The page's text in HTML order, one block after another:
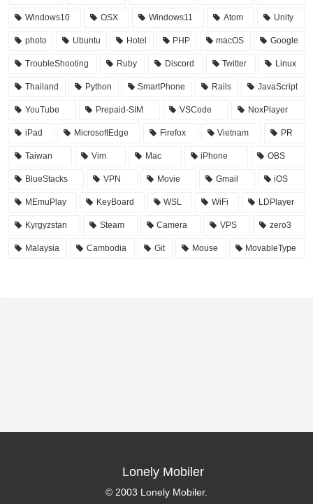
Windows10 OSX Windows11 Atom Unity
photo Ubuntu Hotel PHP macOS Google
TroubleShooting Ruby Discord Twitter Linux
Thailand Python SmartPhone Rails JavaScript
YouTube Prepaid-SIM VSCode NoxPlayer
iPad MicrosoftEdge Firefox Vietnam PR
Taiwan Vim Mac iPhone OBS
BlueStacks VPN Movie Gmail iOS
MEmuPlay KeyBoard WSL WiFi LDPlayer
Kyrgyzstan Steam Camera VPS zero3
Malaysia Cambodia Git Mouse MovableType
Lonely Mobiler
© 2003 Lonely Mobiler.